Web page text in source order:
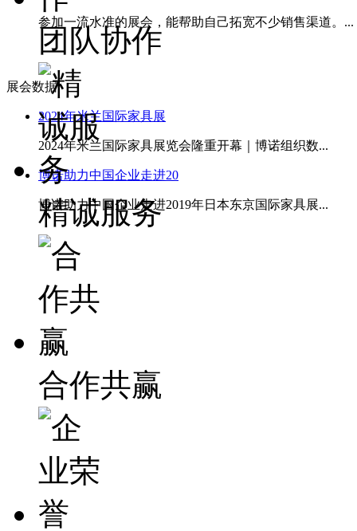
参加一流水准的展会，能帮助自己拓宽不少销售渠道。...
展会数据
2024年米兰国际家具展
2024年米兰国际家具展览会隆重开幕｜博诺组织数...
博诺助力中国企业走进20
博诺助力中国企业走进2019年日本东京国际家具展...
团队协作
精诚服务
合作共赢